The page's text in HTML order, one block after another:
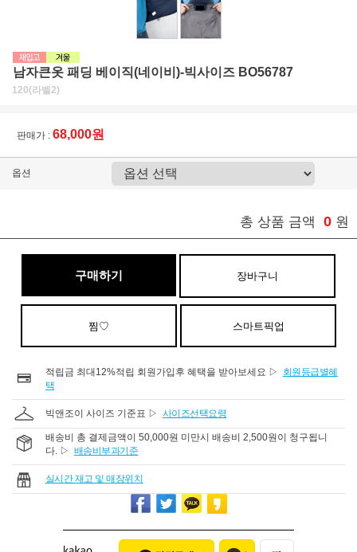
남자큰옷 패딩 베이직(네이비)-빅사이즈 BO56787
120(라벨2)
판매가 : 68,000원
옵션
총 상품 금액 0 원
구매하기 장바구니
찜♡ 스마트픽업
적립금 최대12%적립 회원가입후 혜택을 받아보세요 ▷
회원등급별혜
택
빅앤조이 사이즈 기준표 ▷ 사이즈선택요령
배송비 총 결제금액이 50,000원 미만시 배송비 2,500원이 청구됩니
다. ▷ 배송비부과기준
실시간 재고 및 매장위치